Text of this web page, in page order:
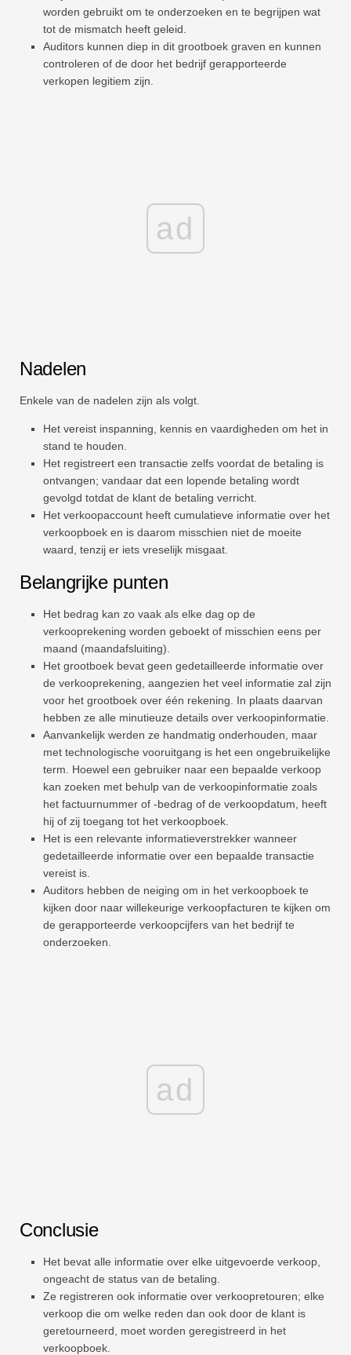
worden gebruikt om te onderzoeken en te begrijpen wat
tot de mismatch heeft geleid.
Auditors kunnen diep in dit grootboek graven en kunnen
controleren of de door het bedrijf gerapporteerde
verkopen legitiem zijn.
ad
Nadelen
Enkele van de nadelen zijn als volgt.
Het vereist inspanning, kennis en vaardigheden om het in
stand te houden.
Het registreert een transactie zelfs voordat de betaling is
ontvangen; vandaar dat een lopende betaling wordt
gevolgd totdat de klant de betaling verricht.
Het verkoopaccount heeft cumulatieve informatie over het
verkoopboek en is daarom misschien niet de moeite
waard, tenzij er iets vreselijk misgaat.
Belangrijke punten
Het bedrag kan zo vaak als elke dag op de
verkooprekening worden geboekt of misschien eens per
maand (maandafsluiting).
Het grootboek bevat geen gedetailleerde informatie over
de verkooprekening, aangezien het veel informatie zal zijn
voor het grootboek over één rekening. In plaats daarvan
hebben ze alle minutieuze details over verkoopinformatie.
Aanvankelijk werden ze handmatig onderhouden, maar
met technologische vooruitgang is het een ongebruikelijke
term. Hoewel een gebruiker naar een bepaalde verkoop
kan zoeken met behulp van de verkoopinformatie zoals
het factuurnummer of -bedrag of de verkoopdatum, heeft
hij of zij toegang tot het verkoopboek.
Het is een relevante informatieverstrekker wanneer
gedetailleerde informatie over een bepaalde transactie
vereist is.
Auditors hebben de neiging om in het verkoopboek te
kijken door naar willekeurige verkoopfacturen te kijken om
de gerapporteerde verkoopcijfers van het bedrijf te
onderzoeken.
ad
Conclusie
Het bevat alle informatie over elke uitgevoerde verkoop,
ongeacht de status van de betaling.
Ze registreren ook informatie over verkoopretouren; elke
verkoop die om welke reden dan ook door de klant is
geretourneerd, moet worden geregistreerd in het
verkoopboek.